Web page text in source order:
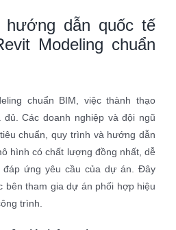
hướng dẫn quốc tế
Modeling chuẩn
chuẩn BIM, việc thành thạo
Các doanh nghiệp và đội ngũ
chuẩn, quy trình và hướng dẫn
hình có chất lượng đồng nhất, dễ
ứng yêu cầu của dự án. Đây
bên tham gia dự án phối hợp hiệu
trình.